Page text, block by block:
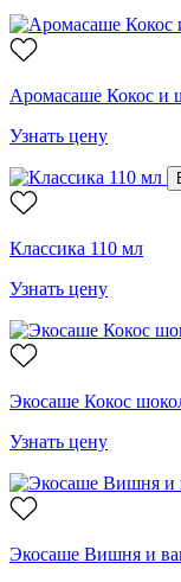
Аромасаше Кокос и
Узнать цену
Классика 110 мл
Узнать цену
Экосаше Кокос
Узнать цену
Экосаше Вишня и